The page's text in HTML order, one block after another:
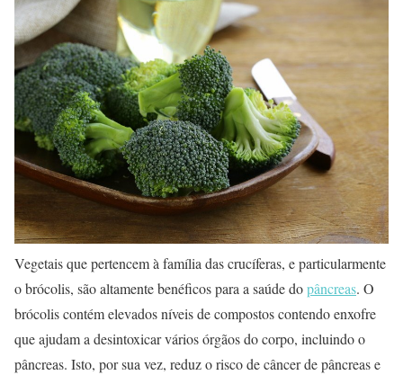
Vegetais que pertencem à família das crucíferas, e particularmente
o brócolis, são altamente benéficos para a saúde dopâncreas. O
brócolis contém elevados níveis de compostos contendo enxofre
que ajudam a desintoxicar vários órgãos do corpo, incluindo o
pâncreas. Isto, por sua vez, reduz o risco de câncer de pâncreas e